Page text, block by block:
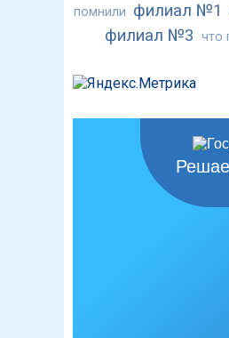
помнили филиал №1
филиал №3 что